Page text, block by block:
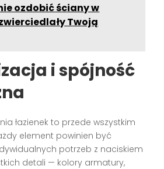
ozdobić ściany w
Twoją
i spójność
łazienek to przede wszystkim
element powinien być
potrzeb z naciskiem
detali — kolory armatury,